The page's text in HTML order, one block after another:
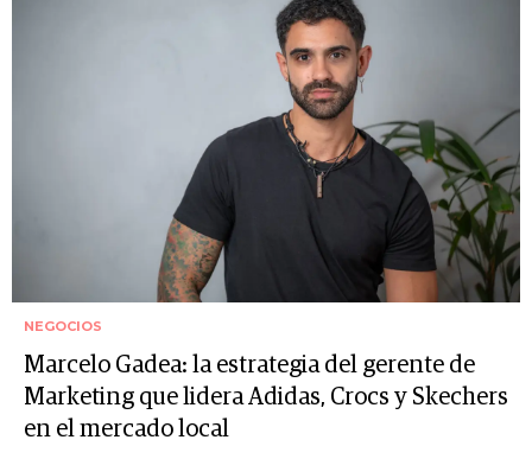
NEGOCIOS
Marcelo Gadea: la estrategia del gerente de
Marketing que lidera Adidas, Crocs y Skechers
en el mercado local